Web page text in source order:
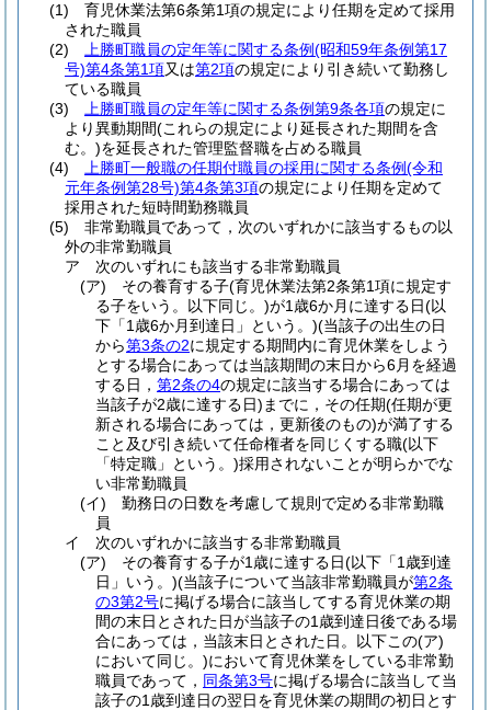
(1)
育児休業法第6条第1項の規定により任期を定めて採用
された職員
(2)
上勝町職員の定年等に関する条例(昭和59年条例第17
号)第4条第1項又は第2項の規定により引き続いて勤務し
ている職員
(3)
上勝町職員の定年等に関する条例第9条各項の規定に
より異動期間(これらの規定により延長された期間を含
む。)を延長された管理監督職を占める職員
(4)
上勝町一般職の任期付職員の採用に関する条例(令和
元年条例第28号)第4条第3項の規定により任期を定めて
採用された短時間勤務職員
(5)
非常勤職員であって，次のいずれかに該当するもの以
外の非常勤職員
ア
次のいずれにも該当する非常勤職員
(ア)
その養育する子(育児休業法第2条第1項に規定す
る子をいう。以下同じ。)が1歳6か月に達する日(以
下「1歳6か月到達日」という。)(当該子の出生の日
から第3条の2に規定する期間内に育児休業をしよう
とする場合にあっては当該期間の末日から6月を経過
する日，第2条の4の規定に該当する場合にあっては
当該子が2歳に達する日) までに，その任期(任期が更
新される場合にあっては，更新後のもの)が満了する
こと及び引き続いて任命権者を同じくする職(以下
「特定職」という。)採用されないことが明らかでな
い非常勤職員
(イ)
勤務日の日数を考慮して規則で定める非常勤職
員
イ
次のいずれかに該当する非常勤職員
(ア)
その養育する子が1歳に達する日(以下「1歳到達
日」いう。)(当該子について当該非常勤職員が第2条
の3第2号に掲げる場合に該当してする育児休業の期
間の末日とされた日が当該子の1歳到達日後である場
合にあっては，当該末日とされた日。以下この(ア)
において同じ。)において育児休業をしている非常勤
職員であって， 同条第3号に掲げる場合に該当して当
該子の1歳到達日の翌日を育児休業の期間の初日とす